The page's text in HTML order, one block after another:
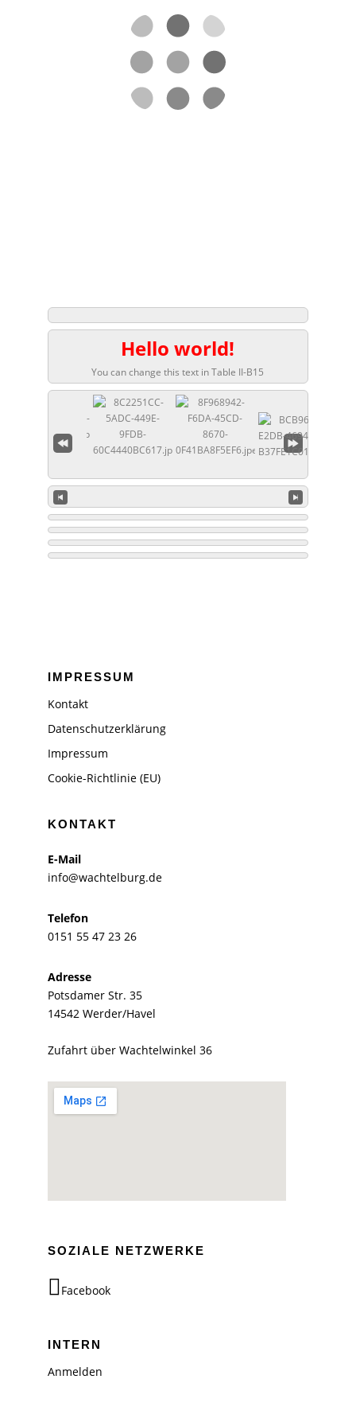
Hello world!
You can change this text in Table II-B15
IMPRESSUM
Kontakt
Datenschutzerklärung
Impressum
Cookie-Richtlinie (EU)
KONTAKT
E-Mail
info@wachtelburg.de
Telefon
0151 55 47 23 26
Adresse
Potsdamer Str. 35
14542 Werder/Havel
Zufahrt über Wachtelwinkel 36
SOZIALE NETZWERKE
Facebook
INTERN
Anmelden